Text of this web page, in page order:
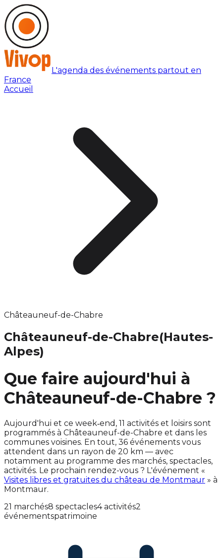
L'agenda des événements partout en
France
Accueil
Châteauneuf-de-Chabre
Châteauneuf-de-Chabre(Hautes-
Alpes)
Que faire aujourd'hui à
Châteauneuf-de-Chabre ?
Aujourd'hui et ce week‑end, 11 activités et loisirs sont
programmés à Châteauneuf-de-Chabre et dans les
communes voisines. En tout, 36 événements vous
attendent dans un rayon de 20 km — avec
notamment au programme des marchés, spectacles,
activités. Le prochain rendez-vous ? L'événement «
Visites libres et gratuites du château de Montmaur » à
Montmaur.
21 marchés8 spectacles4 activités2
événementspatrimoine